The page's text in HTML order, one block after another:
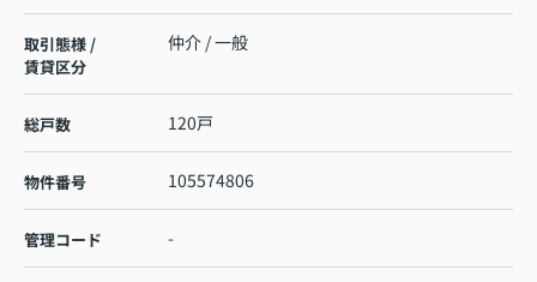
取引態様 /
賃貸区分
仲介 / 一般
総戸数 120戸
物件番号 105574806
管理コード -